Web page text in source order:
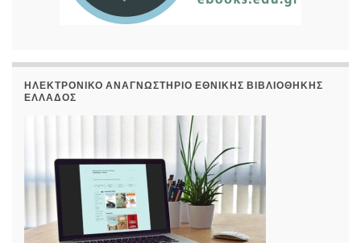
ΗΛΕΚΤΡΟΝΙΚΌ ΑΝΑΓΝΩΣΤΉΡΙΟ ΕΘΝΙΚΉΣ ΒΙΒΛΙΟΘΉΚΗΣ
ΕΛΛΆΔΟΣ